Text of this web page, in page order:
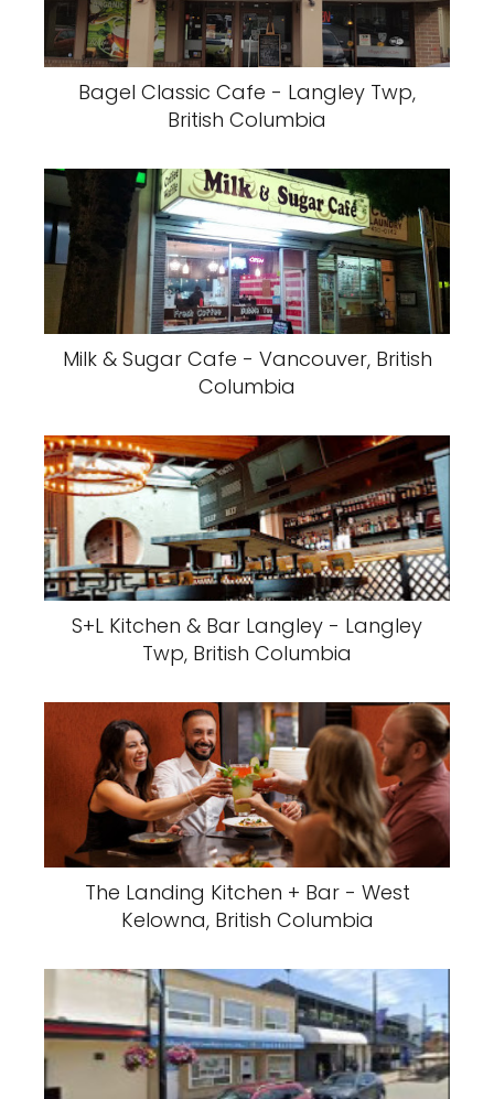
Bagel Classic Cafe - Langley Twp,
British Columbia
Milk & Sugar Cafe - Vancouver, British
Columbia
S+L Kitchen & Bar Langley - Langley
Twp, British Columbia
The Landing Kitchen + Bar - West
Kelowna, British Columbia